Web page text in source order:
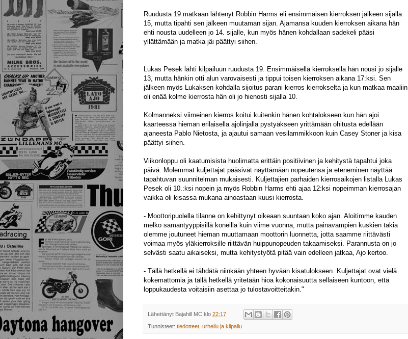
Ruudusta 19 matkaan lähtenyt Robbin Harms eli ensimmäisen kierroksen jälkeen sijalla
15, mutta tipahti sen jälkeen muutaman sijan. Ajamansa kuuden kierroksen aikana hän
ehti nousta uudelleen jo 14. sijalle, kun myös hänen kohdallaan sadekeli pääsi
yllättämään ja matka jäi päättyi siihen.
Lukas Pesek lähti kilpailuun ruudusta 19. Ensimmäisellä kierroksella hän nousi jo sijalle
13, mutta hänkin otti alun varovaisesti ja tippui toisen kierroksen aikana 17:ksi. Sen
jälkeen myös Lukaksen kohdalla sijoitus parani kierros kierrokselta ja kun matkaa maaliin
oli enää kolme kierrosta hän oli jo hienosti sijalla 10.
Kolmanneksi viimeinen kierros koitui kuitenkin hänen kohtalokseen kun hän ajoi
kaarteessa hieman erilaisella ajolinjalla pystyäkseen yrittämään ohitusta edellään
ajaneesta Pablo Nietosta, ja ajautui samaan vesilammikkoon kuin Casey Stoner ja kisa
päättyi siihen.
Viikonloppu oli kaatumisista huolimatta erittäin positiivinen ja kehitystä tapahtui joka
päivä. Molemmat kuljettajat pääsivät näyttämään nopeutensa ja eteneminen näyttää
tapahtuvan suunnitelman mukaisesti. Kuljettajien parhaiden kierrosaikojen listalla Lukas
Pesek oli 10.:ksi nopein ja myös Robbin Harms ehti ajaa 12:ksi nopeimman kierrosajan
vaikka oli kisassa mukana ainoastaan kuusi kierrosta.
- Moottoripuolella tilanne on kehittynyt oikeaan suuntaan koko ajan. Aloitimme kauden
melko samantyyppisillä koneilla kuin viime vuonna, mutta painavampien kuskien takia
olemme joutuneet hieman muuttamaan moottorin luonnetta, jotta saamme riittävästi
voimaa myös yläkierroksille riittävän huippunopeuden takaamiseksi. Parannusta on jo
selvästi saatu aikaiseksi, mutta kehitystyötä pitää vain edelleen jatkaa, Ajo kertoo.
- Tällä hetkellä ei tähdätä niinkään yhteen hyvään kisatulokseen. Kuljettajat ovat vielä
kokemattomia ja tällä hetkellä yritetään hioa kokonaisuutta sellaiseen kuntoon, että
loppukaudesta voitaisiin asettaa jo tulostavoitteitakin."
Lähettänyt Bajahill MC klo 22:17
Tunnisteet: tiedotteet urheilu ja kilpailu